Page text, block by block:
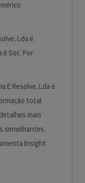
Lda é
Soc. Por
E Resolve, Lda é
total
mais
semelhantes,
Insight